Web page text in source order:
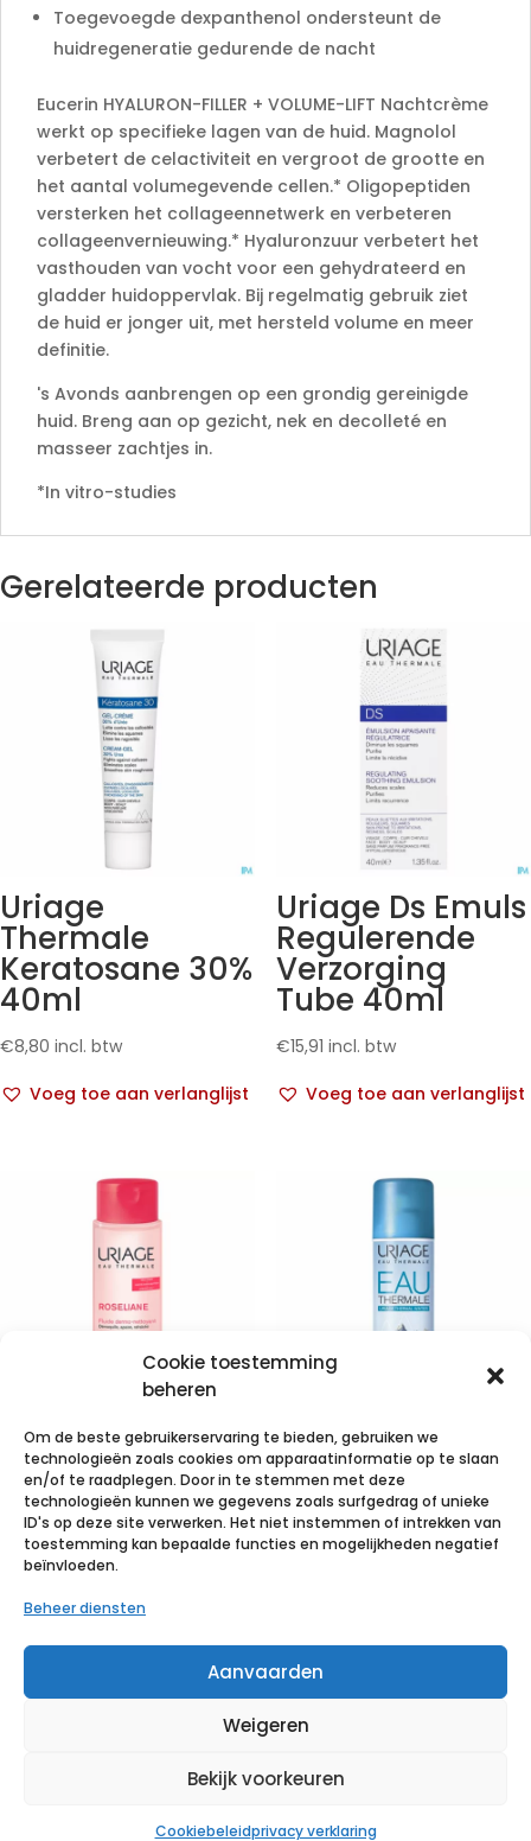
Cookie toestemming
beheren
Om de beste gebruikerservaring te bieden, gebruiken we
technologieën zoals cookies om apparaatinformatie op te slaan
en/of te raadplegen. Door in te stemmen met deze
technologieën kunnen we gegevens zoals surfgedrag of unieke
ID's op deze site verwerken. Het niet instemmen of intrekken van
toestemming kan bepaalde functies en mogelijkheden negatief
beïnvloeden.
Beheer diensten
Aanvaarden
Weigeren
Bekijk voorkeuren
Cookiebeleidprivacy verklaring
Toegevoegde dexpanthenol ondersteunt de
huidregeneratie gedurende de nacht
Eucerin HYALURON-FILLER + VOLUME-LIFT Nachtcrème
werkt op specifieke lagen van de huid. Magnolol
verbetert de celactiviteit en vergroot de grootte en
het aantal volumegevende cellen.* Oligopeptiden
versterken het collageennetwerk en verbeteren
collageenvernieuwing.* Hyaluronzuur verbetert het
vasthouden van vocht voor een gehydrateerd en
gladder huidoppervlak. Bij regelmatig gebruik ziet
de huid er jonger uit, met hersteld volume en meer
definitie.
's Avonds aanbrengen op een grondig gereinigde
huid. Breng aan op gezicht, nek en decolleté en
masseer zachtjes in.
*In vitro-studies
Gerelateerde producten
Uriage
Thermale
Keratosane 30%
40ml
€8,80 incl. btw
Voeg toe aan verlanglijst
Uriage Ds Emuls
Regulerende
Verzorging
Tube 40ml
€15,91 incl. btw
Voeg toe aan verlanglijst
Uriage
Roseliane
Dermo
Reiniging
250ml
Voeg toe aan verlanglijst
Uriage Eau
Thermale Spray
150ml